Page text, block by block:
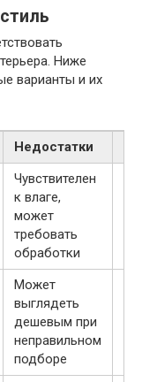
Ниже
варианты и их
Недостатки
Чувствителен
к влаге,
может
требовать
обработки
Может
выглядеть
дешевым при
неправильном
подборе